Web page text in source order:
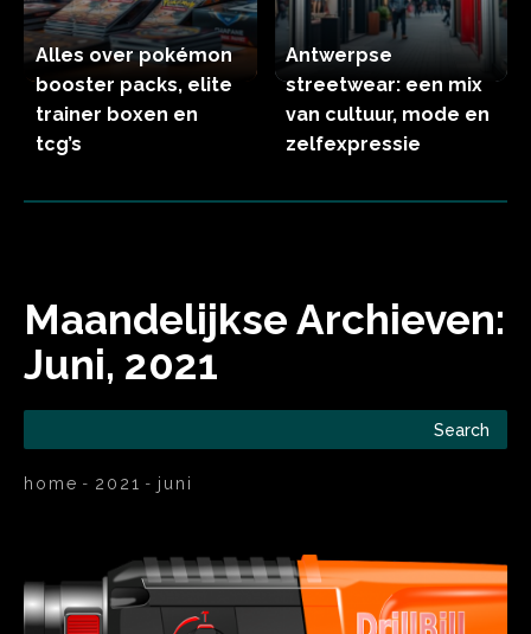
Alles over pokémon
booster packs, elite
trainer boxen en
tcg’s
Antwerpse
streetwear: een mix
van cultuur, mode en
zelfexpressie
Maandelijkse Archieven:
Juni, 2021
Search
home 2021 juni